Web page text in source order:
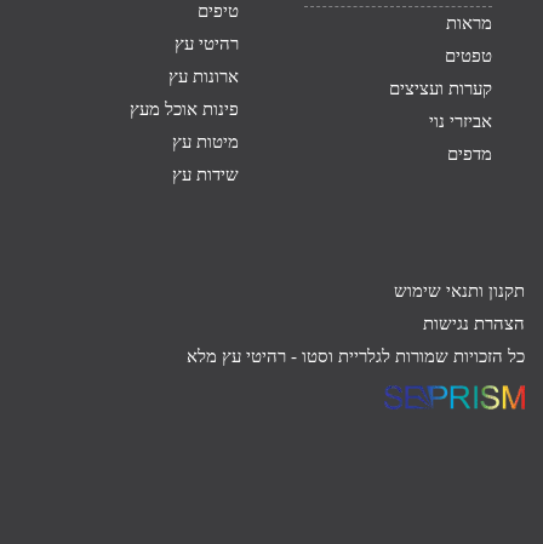
מראות
טפטים
קערות ועציצים
אביזרי נוי
מדפים
טיפים
רהיטי עץ
ארונות עץ
פינות אוכל מעץ
מיטות עץ
שידות עץ
תקנון ותנאי שימוש
הצהרת נגישות
כל הזכויות שמורות לגלריית וסטו - רהיטי עץ מלא